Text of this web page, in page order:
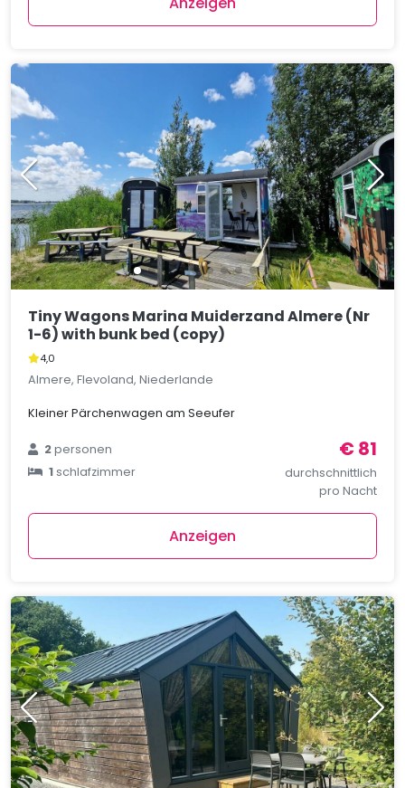
Tiny Wagons Marina Muiderzand Almere (Nr
1-6) with bunk bed (copy)
4,0
Almere, Flevoland, Niederlande
Kleiner Pärchenwagen am Seeufer
2personen
1schlafzimmer
€ 81
durchschnittlich
pro Nacht
Anzeigen